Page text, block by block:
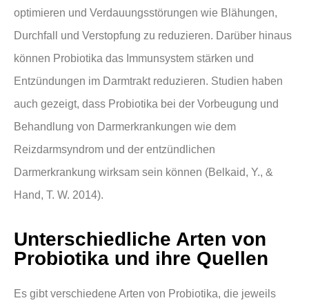
optimieren und Verdauungsstörungen wie Blähungen,
Durchfall und Verstopfung zu reduzieren. Darüber hinaus
können Probiotika das Immunsystem stärken und
Entzündungen im Darmtrakt reduzieren. Studien haben
auch gezeigt, dass Probiotika bei der Vorbeugung und
Behandlung von Darmerkrankungen wie dem
Reizdarmsyndrom und der entzündlichen
Darmerkrankung wirksam sein können (Belkaid, Y., &
Hand, T. W. 2014).
Unterschiedliche Arten von
Probiotika und ihre Quellen
Es gibt verschiedene Arten von Probiotika, die jeweils